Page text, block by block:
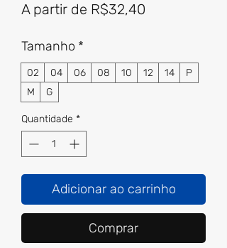
A partir de R$32,40
Tamanho *
02 04 06 08 10 12 14
P
M
G
Quantidade *
Adicionar ao carrinho
Comprar